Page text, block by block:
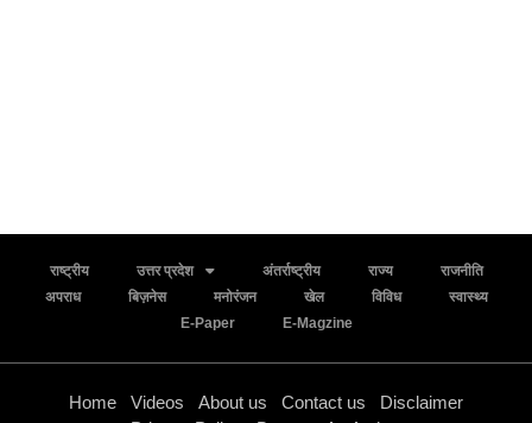
राष्ट्रीय उत्तर प्रदेश अंतर्राष्ट्रीय राज्य
राजनीति
अपराध
बिज़नेस मनोरंजन खेल विविध
स्वास्थ्य
E-Paper
E-Magzine
Home Videos About us Contact us
Disclaimer